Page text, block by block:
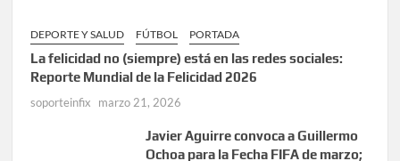
DEPORTE Y SALUD FÚTBOL PORTADA
La felicidad no (siempre) está en las redes sociales:
Reporte Mundial de la Felicidad 2026
soporteinfix marzo 21, 2026
Javier Aguirre convoca a Guillermo
Ochoa para la Fecha FIFA de marzo;